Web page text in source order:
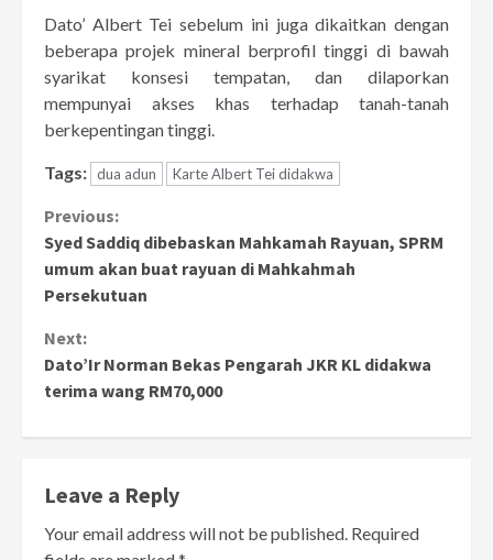
Dato’ Albert Tei sebelum ini juga dikaitkan dengan
beberapa projek mineral berprofil tinggi di bawah
syarikat konsesi tempatan, dan dilaporkan
mempunyai akses khas terhadap tanah-tanah
berkepentingan tinggi.
Tags: dua adun Karte Albert Tei didakwa
Continue
Reading
Previous:
Syed Saddiq dibebaskan Mahkamah Rayuan, SPRM
umum akan buat rayuan di Mahkahmah
Persekutuan
Next:
Dato’Ir Norman Bekas Pengarah JKR KL didakwa
terima wang RM70,000
Leave a Reply
Your email address will not be published. Required